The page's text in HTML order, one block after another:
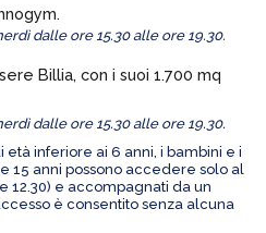
dalle ore 15.30 alle ore 19.30.
Billia, con i suoi 1.700 mq
dalle ore 15.30 alle ore 19.30.
età inferiore ai 6 anni, i bambini e i
15 anni possono accedere solo al
12.30) e accompagnati da un
è consentito senza alcuna